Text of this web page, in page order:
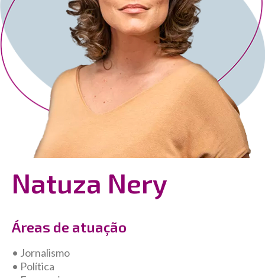
Natuza Nery
Áreas de atuação
• Jornalismo
• Política